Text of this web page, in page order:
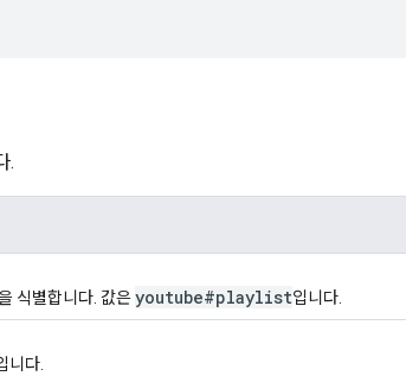
.
식별합니다. 값은youtube#playlist입니다.
니다.